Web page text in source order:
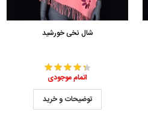
شال نخی خورشید
اتمام موجودی
توضیحات و خرید